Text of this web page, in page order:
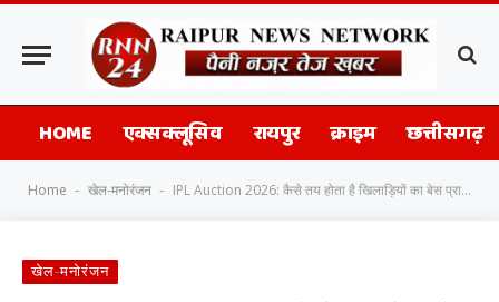
HOME एक्सक्लूसिव रायपुर क्राइम छत्तीसगढ़
Home - खेल-मनोरंजन - IPL Auction 2026: कैसे तय होता है खिलाड़ियों का बेस प्राइज? करोड़ों के खेल के पीछे के अनसुने नियम जानकर रह जाएंगे दंग
खेल-मनोरंजन